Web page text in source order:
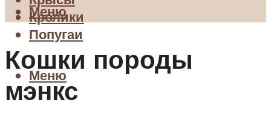
Кролики
Попугаи
Меню
Меню
Кошки породы
мэнкс